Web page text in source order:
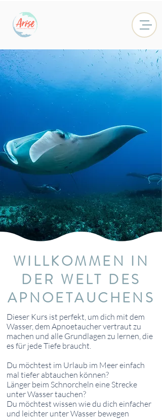
WILLKOMMEN IN
DER WELT DES
APNOETAUCHENS
Dieser Kurs ist perfekt, um dich mit dem
Wasser, dem Apnoetauchervertraut zu
machen und alle Grundlagen zu lernen, die
es für jede Tiefe braucht.
Du möchtest im Urlaub im Meer einfach
mal tiefer abtauchen können?
Länger beim Schnorcheln eine Strecke
unter Wasser tauchen?
Du möchtest wissen wie du dich einfacher
und leichter unter Wasser bewegen